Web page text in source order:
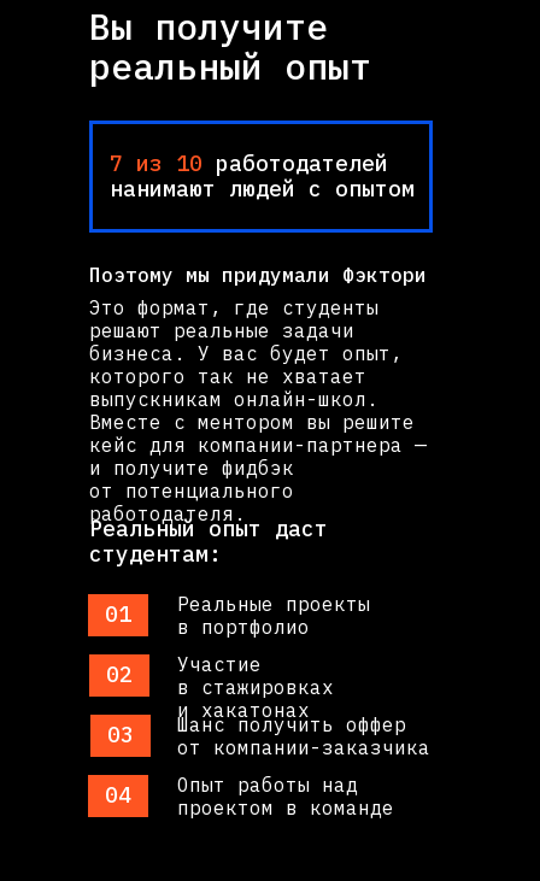
01
02
03
04
7 из 10 работодателей
нанимают людей с опытом
Вы получите
реальный опыт
Это формат, где студенты
решают реальные задачи
бизнеса. У вас будет опыт,
которого так не хватает
выпускникам онлайн-школ.
Вместе с ментором вы решите
кейс для компании-партнера —
и получите фидбэк
от потенциального
работодателя.
Реальный опыт даст
студентам:
Реальные проекты
в портфолио
Участие
в стажировках
и хакатонах
Шанс получить оффер
от компании-заказчика
Опыт работы над
проектом в команде
Поэтому мы придумали Фэктори